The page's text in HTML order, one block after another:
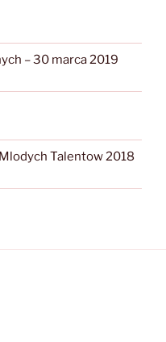
– 30 marca 2019
Talentow 2018